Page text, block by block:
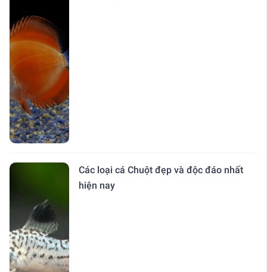
Các loại cá Chuột đẹp và độc đáo nhất
hiện nay